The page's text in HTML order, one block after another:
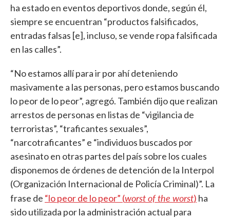
ha estado en eventos deportivos donde, según él,
siempre se encuentran “productos falsificados,
entradas falsas [e], incluso, se vende ropa falsificada
en las calles”.
“No estamos allí para ir por ahí deteniendo
masivamente a las personas, pero estamos buscando
lo peor de lo peor”, agregó. También dijo que realizan
arrestos de personas en listas de “vigilancia de
terroristas”, “traficantes sexuales”,
“narcotraficantes” e “individuos buscados por
asesinato en otras partes del país sobre los cuales
disponemos de órdenes de detención de la Interpol
(Organización Internacional de Policía Criminal)”. La
frase de “lo peor de lo peor” (worst of the worst) ha
sido utilizada por la administración actual para